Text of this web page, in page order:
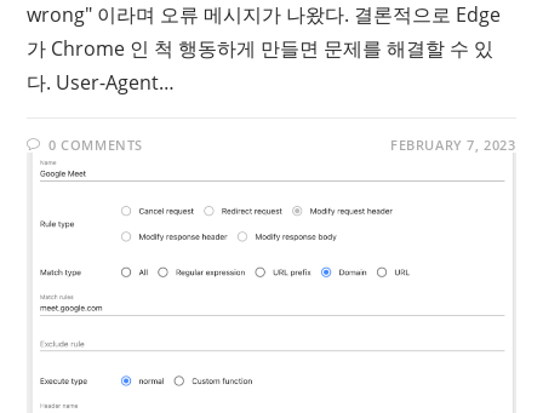
wrong" 이라며 오류 메시지가 나왔다. 결론적으로 Edge
가 Chrome 인 척 행동하게 만들면 문제를 해결할 수 있
다. User-Agent…
0 COMMENTS FEBRUARY 7, 2023